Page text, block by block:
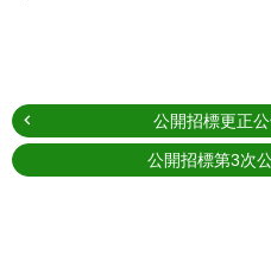
公開招標更正
公開招標第3次